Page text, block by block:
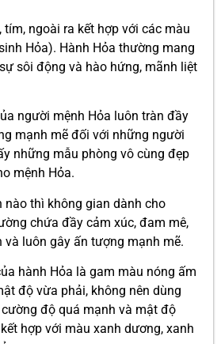
tím, ngoài ra kết hợp với các màu
Hỏa). Hành Hỏa thường mang
sôi động và hào hứng, mãnh liệt
người mệnh Hỏa luôn tràn đầy
mạnh mẽ đối với những người
những mẫu phòng vô cùng đẹp
mệnh Hỏa.
nào thì không gian dành cho
chứa đầy cảm xúc, đam mê,
và luôn gây ấn tượng mạnh mẽ.
hành Hỏa là gam màu nóng ấm
độ vừa phải, không nên dùng
độ quá mạnh và mật độ
hợp với màu xanh dương, xanh